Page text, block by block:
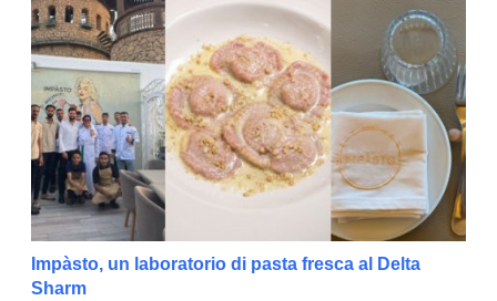
Impàsto, un laboratorio di pasta fresca al Delta
Sharm